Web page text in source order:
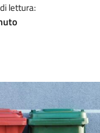
lettura: